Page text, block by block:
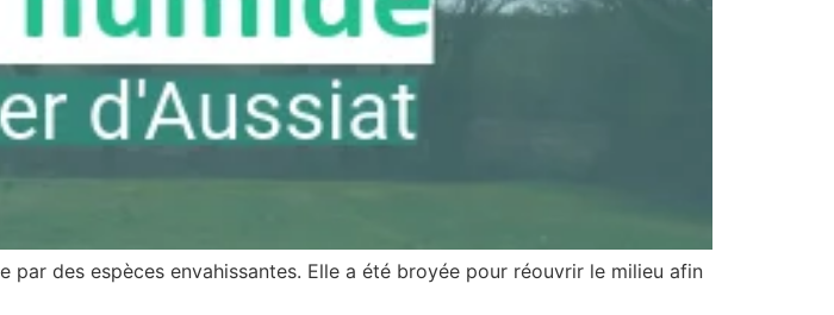
des espèces envahissantes. Elle a été broyée pour réouvrir le milieu afin